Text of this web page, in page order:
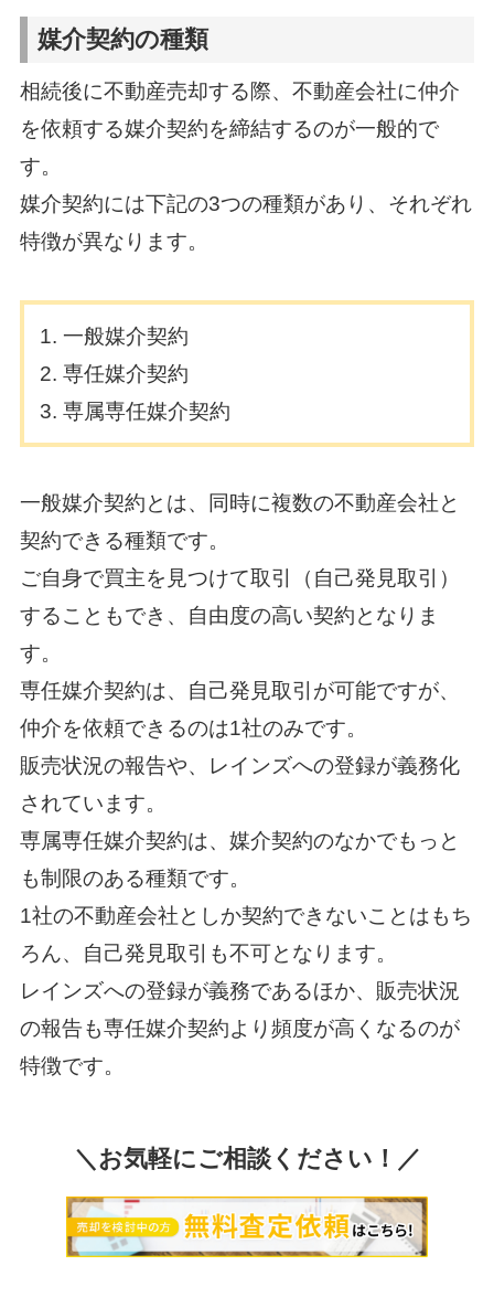
媒介契約の種類
相続後に不動産売却する際、不動産会社に仲介
を依頼する媒介契約を締結するのが一般的で
す。
媒介契約には下記の3つの種類があり、それぞれ
特徴が異なります。
一般媒介契約
専任媒介契約
専属専任媒介契約
一般媒介契約とは、同時に複数の不動産会社と
契約できる種類です。
ご自身で買主を見つけて取引（自己発見取引）
することもでき、自由度の高い契約となりま
す。
専任媒介契約は、自己発見取引が可能ですが、
仲介を依頼できるのは1社のみです。
販売状況の報告や、レインズへの登録が義務化
されています。
専属専任媒介契約は、媒介契約のなかでもっと
も制限のある種類です。
1社の不動産会社としか契約できないことはもち
ろん、自己発見取引も不可となります。
レインズへの登録が義務であるほか、販売状況
の報告も専任媒介契約より頻度が高くなるのが
特徴です。
＼お気軽にご相談ください！／